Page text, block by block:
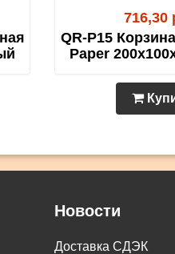
716,30
QR-P15
Paper
Новости
Доставка СДЭК